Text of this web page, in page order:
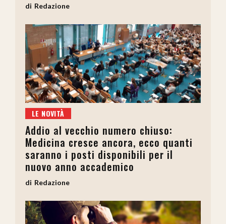
Redazione
LE NOVITÀ
Addio al vecchio numero chiuso:
Medicina cresce ancora, ecco quanti
saranno i posti disponibili per il
nuovo anno accademico
Redazione